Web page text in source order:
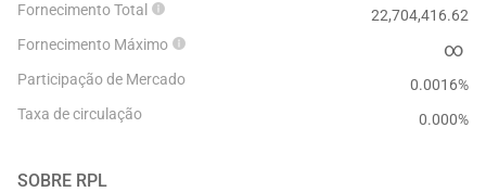
Fornecimento Total
22,704,416.62
Fornecimento Máximo
∞
Participação de Mercado
0.0016%
Taxa de circulação
0.000%
SOBRE RPL